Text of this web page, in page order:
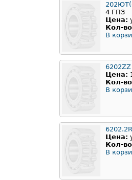
4 ГПЗ
Цена:
Кол-
В
6202ZZ
Цена:
Кол-
В
Цена:
Кол-
В